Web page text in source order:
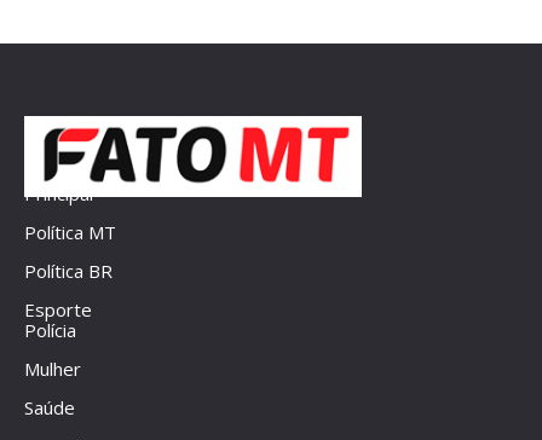
Principal
Política MT
Política BR
Esporte
Polícia
Mulher
Saúde